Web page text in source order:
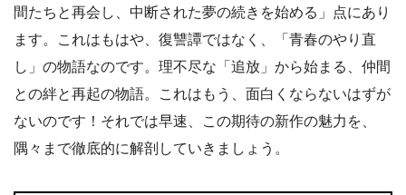
間たちと再会し、中断された夢の続きを始める」点にあり
ます。これはもはや、復讐譚ではなく、「青春のやり直
し」の物語なのです。理不尽な「追放」から始まる、仲間
との絆と再起の物語。これはもう、面白くならないはずが
ないのです！それでは早速、この期待の新作の魅力を、
隅々まで徹底的に解剖していきましょう。